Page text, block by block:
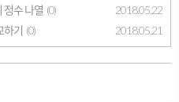
수 나열 (0) 2018.05.22
하기 (0) 2018.05.21